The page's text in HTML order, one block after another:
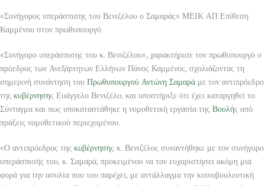
«Συνήγορος υπεράσπισης του Βενιζέλου ο Σαμαράς» ΜΕΙΚ ΑΠ Επίθεση
Καμμένου στον πρωθυπουργό
«Συνήγορο υπεράσπισης του κ. Βενιζέλου», χαρακτήρισε τον πρωθυπουργό ο
πρόεδρος των Ανεξάρτητων Ελλήνων Πάνος Καμμένος, σχολιάζοντας τη
σημερινή συνάντηση του Πρωθυπουργού Αντώνη Σαμαρά με τον αντιπρόεδρο
της κυβέρνησης Ευάγγελο Βενιζέλο, και υποστήριξε ότι έχει καταργηθεί το
Σύνταγμα και πως υποκαταστάθηκε η νομοθετική εργασία της Βουλής από
πράξεις νομοθετικού περιεχομένου.
«Ο αντιπρόεδρος της κυβέρνησης κ. Βενιζέλος συναντήθηκε με τον συνήγορο
υπεράσπισής του, κ. Σαμαρά, προκειμένου να τον ευχαριστήσει ακόμη μια
φορά για την ασυλία που του παρέχει, με αντάλλαγμα την κοινοβουλευτική